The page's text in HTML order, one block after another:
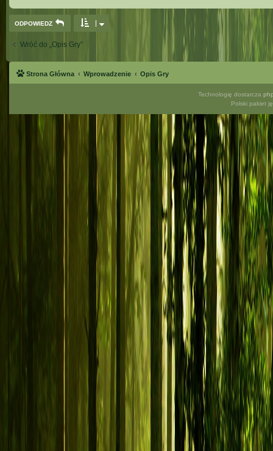
ODPOWIEDZ
Wróć do „Opis Gry”
Strona Główna Wprowadzenie Opis Gry
Technologię dostarcza
Polski pakiet